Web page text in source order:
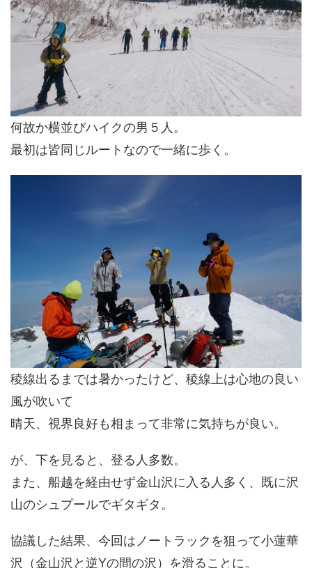
何故か横並びハイクの男５人。
最初は皆同じルートなので一緒に歩く。
稜線出るまでは暑かったけど、稜線上は心地の良い
風が吹いて
晴天、視界良好も相まって非常に気持ちが良い。
が、下を見ると、登る人多数。
また、船越を経由せず金山沢に入る人多く、既に沢
山のシュプールでギタギタ。
協議した結果、今回はノートラックを狙って小蓮華
沢（金山沢と逆Yの間の沢）を滑ることに。